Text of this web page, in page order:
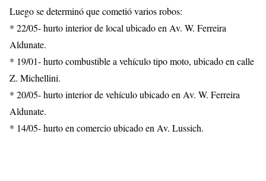
Luego se determinó que cometió varios robos:
* 22/05- hurto interior de local ubicado en Av. W. Ferreira
Aldunate.
* 19/01- hurto combustible a vehículo tipo moto, ubicado en calle
Z. Michellini.
* 20/05- hurto interior de vehículo ubicado en Av. W. Ferreira
Aldunate.
* 14/05- hurto en comercio ubicado en Av. Lussich.